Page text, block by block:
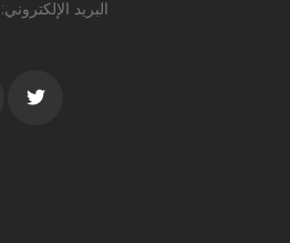
البريد الإلكتروني: jjhuirong@jjhrt.com.cn